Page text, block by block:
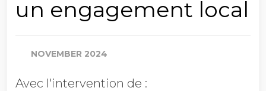
Nom
un engagement local
NOVEMBER 2024
Avec l'intervention de :